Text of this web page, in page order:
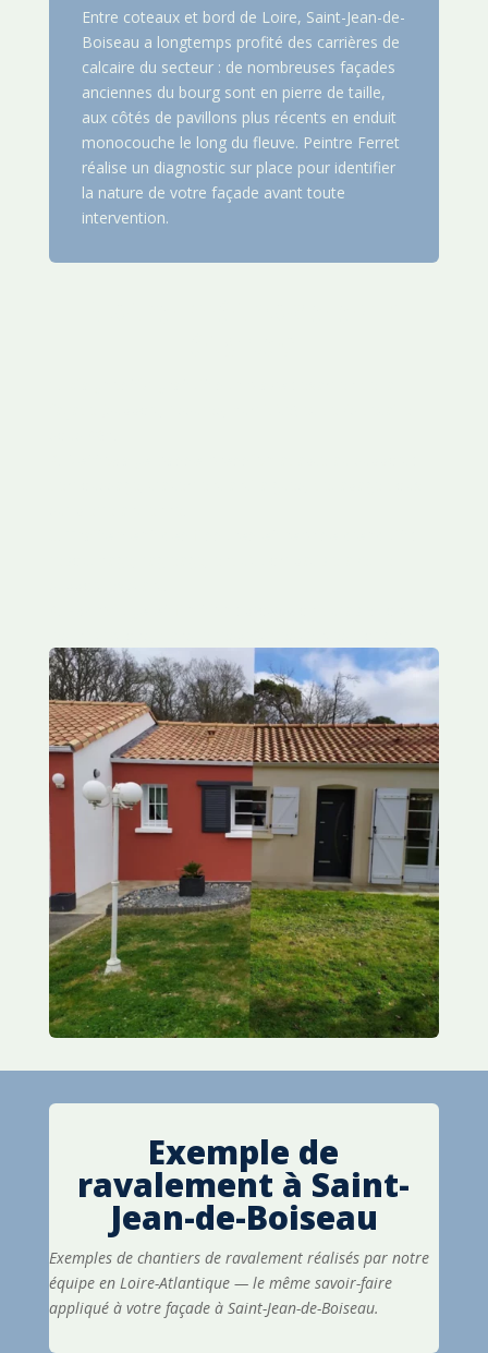
Entre coteaux et bord de Loire, Saint-Jean-de-
Boiseau a longtemps profité des carrières de
calcaire du secteur : de nombreuses façades
anciennes du bourg sont en pierre de taille,
aux côtés de pavillons plus récents en enduit
monocouche le long du fleuve. Peintre Ferret
réalise un diagnostic sur place pour identifier
la nature de votre façade avant toute
intervention.
Exemple de
ravalement à Saint-
Jean-de-Boiseau
Exemples de chantiers de ravalement réalisés par notre
équipe en Loire-Atlantique — le même savoir-faire
appliqué à votre façade à Saint-Jean-de-Boiseau.